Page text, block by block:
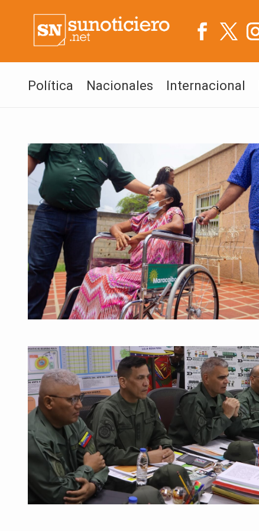
Política Nacionales Internacional